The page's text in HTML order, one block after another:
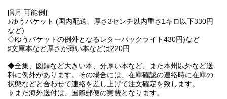
[割引可能例]
♪ゆうパケット (国内配送、厚さ3センチ以内重さ1キロ以下330円
など)
◇ゆうパケットの例外となるレターパックライト430円)など
♯文庫本など厚さが薄い本などは220円
◆全集、図録など大きい本、分厚い本など、また本州以外など送
料に例外があります。その場合には、在庫確認の連絡時に在庫の
状態などと合わせて連絡を差し上げて注文確定を致します。
♭また海外送付は、国際郵便の実費となります。